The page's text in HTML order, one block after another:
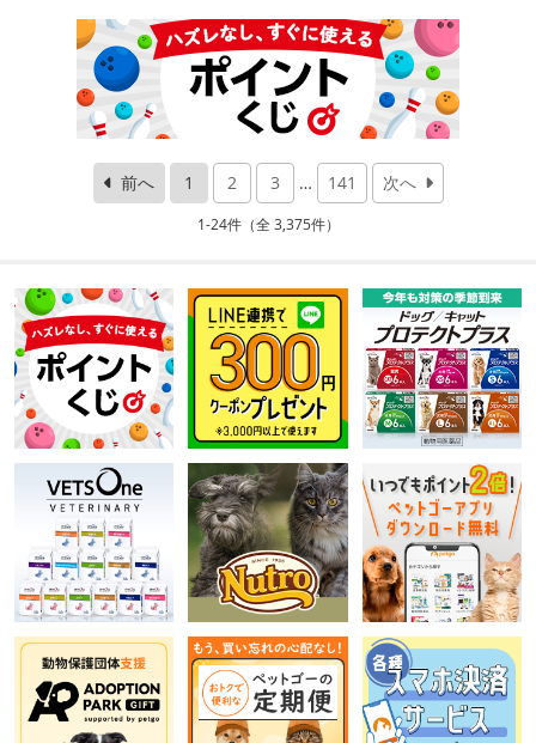
前へ 1 2 3 … 141 次へ
1-24件（全 3,375件）